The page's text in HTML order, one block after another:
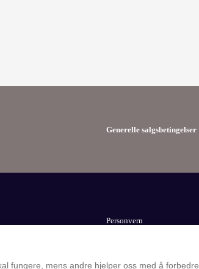
Generelle salgsbetingelser
Personvern
fungere, mens andre hjelper oss med å forbedre